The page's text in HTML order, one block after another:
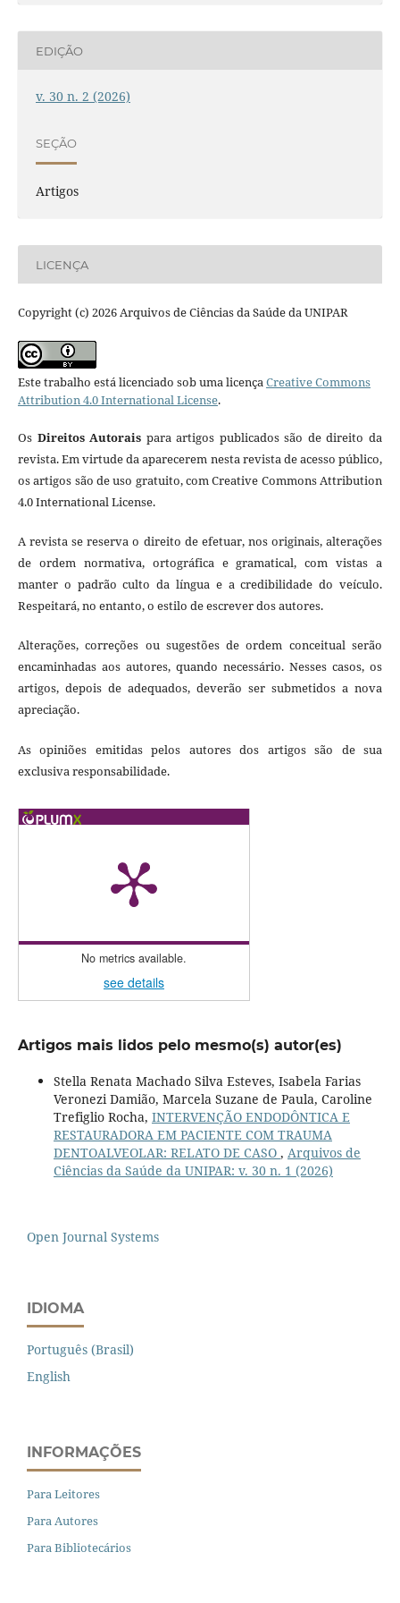
EDIÇÃO
v. 30 n. 2 (2026)
SEÇÃO
Artigos
LICENÇA
Copyright (c) 2026 Arquivos de Ciências da Saúde da UNIPAR
Este trabalho está licenciado sob uma licençaCreative Commons
Attribution 4.0 International License.
Os Direitos Autorais para artigos publicados são de direito da
revista. Em virtude da aparecerem nesta revista de acesso público,
os artigos são de uso gratuito, com Creative Commons Attribution
4.0 International License.
A revista se reserva o direito de efetuar, nos originais, alterações
de ordem normativa, ortográfica e gramatical, com vistas a
manter o padrão culto da língua e a credibilidade do veículo.
Respeitará, no entanto, o estilo de escrever dos autores.
Alterações, correções ou sugestões de ordem conceitual serão
encaminhadas aos autores, quando necessário. Nesses casos, os
artigos, depois de adequados, deverão ser submetidos a nova
apreciação.
As opiniões emitidas pelos autores dos artigos são de sua
exclusiva responsabilidade.
No metrics available.
see details
Artigos mais lidos pelo mesmo(s) autor(es)
Stella Renata Machado Silva Esteves, Isabela Farias
Veronezi Damião, Marcela Suzane de Paula, Caroline
Trefiglio Rocha, INTERVENÇÃO ENDODÔNTICA E
RESTAURADORA EM PACIENTE COM TRAUMA
DENTOALVEOLAR: RELATO DE CASO , Arquivos de
Ciências da Saúde da UNIPAR: v. 30 n. 1 (2026)
Open Journal Systems
IDIOMA
Português (Brasil)
English
INFORMAÇÕES
Para Leitores
Para Autores
Para Bibliotecários